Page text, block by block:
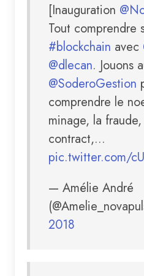
[Inauguration
Tout comprendre
#blockchain avec
@dlecan. Jouons
@SoderoGestion
comprendre le
minage, la
contract,...
pic.twitter.com/
— Amélie André
2018